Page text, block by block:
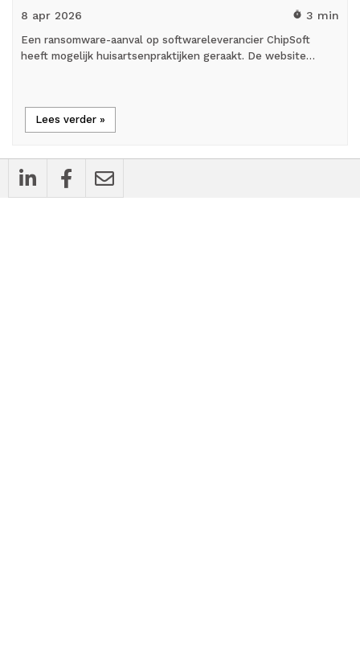
8 apr 2026 timer 3 min
Een ransomware-aanval op softwareleverancier ChipSoft
heeft mogelijk huisartsenpraktijken geraakt. De website…
Lees verder »